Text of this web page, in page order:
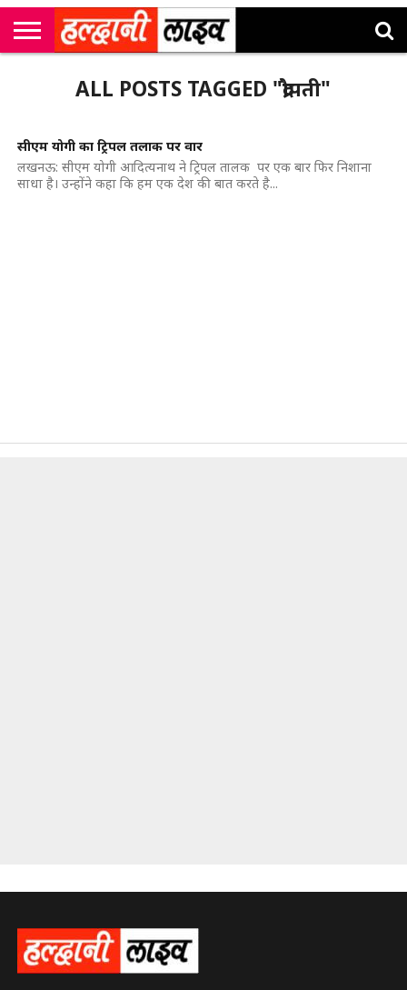
सम्पादकीयALL POSTS TAGGED "द्रौपती"
सीएम योगी का ट्रिपल तलाक पर वार
लखनऊ: सीएम योगी आदित्यनाथ ने ट्रिपल तालक पर एक बार फिर निशाना
साधा है। उन्होंने कहा कि हम एक देश की बात करते है...